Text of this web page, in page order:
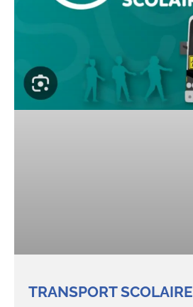
TRANSPORT SCOLAIRE